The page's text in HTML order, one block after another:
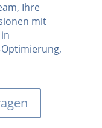
Ihre
mit